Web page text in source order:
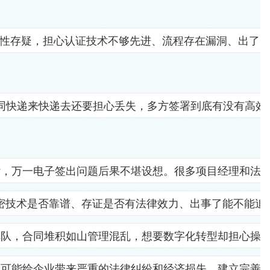
疑，担心认证技术不够先进、流程存在漏洞、出了
递来快递去还要担心丢失，多方签署到底有没有高
一电子签出问题后果不堪设想。很多项目经理和法
术是否靠谱、存证是否有法律效力、出事了能不能
合同堆积如山管理混乱，想要数字化转型却担心操